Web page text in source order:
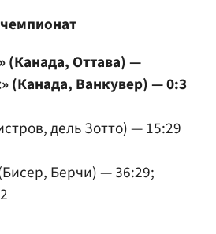
(Канада, Оттава) —
(Канада, Ванкувер) — 0:3
дель Зотто) — 15:29
Берчи) — 36:29;